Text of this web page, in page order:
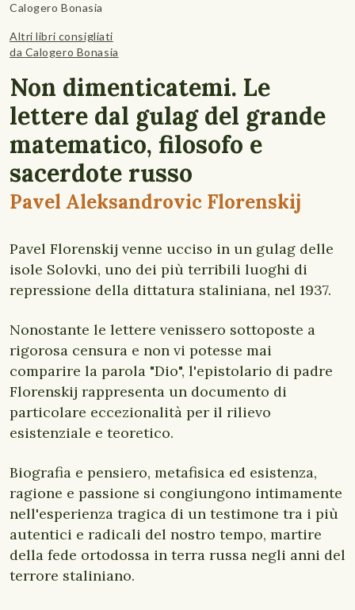
Calogero Bonasia
Altri libri consigliati
da Calogero Bonasia
Non dimenticatemi. Le
lettere dal gulag del grande
matematico, filosofo e
sacerdote russo
Pavel Aleksandrovic Florenskij
Pavel Florenskij venne ucciso in un gulag delle
isole Solovki, uno dei più terribili luoghi di
repressione della dittatura staliniana, nel 1937.
Nonostante le lettere venissero sottoposte a
rigorosa censura e non vi potesse mai
comparire la parola "Dio", l'epistolario di padre
Florenskij rappresenta un documento di
particolare eccezionalità per il rilievo
esistenziale e teoretico.
Biografia e pensiero, metafisica ed esistenza,
ragione e passione si congiungono intimamente
nell'esperienza tragica di un testimone tra i più
autentici e radicali del nostro tempo, martire
della fede ortodossa in terra russa negli anni del
terrore staliniano.